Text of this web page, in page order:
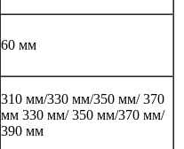
60 мм
310 мм/330 мм/350 мм/ 370
мм 330 мм/ 350 мм/370 мм/
390 мм